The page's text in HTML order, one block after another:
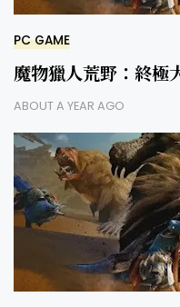
PC GAME
魔物獵人荒野：終極
ABOUT A YEAR AGO